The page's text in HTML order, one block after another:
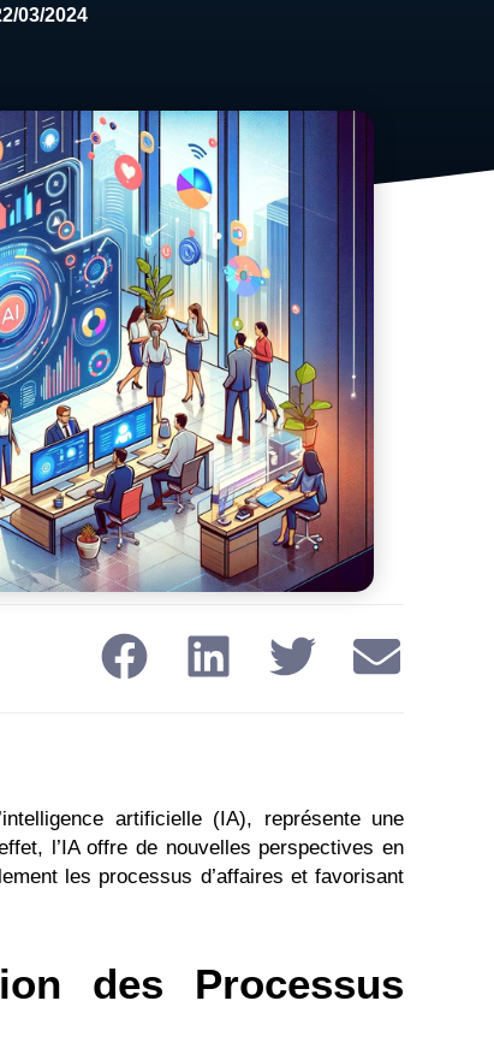
03/2024
artificielle (IA), représente une
l’IA offre de nouvelles perspectives en
les processus d’affaires et favorisant
des Processus